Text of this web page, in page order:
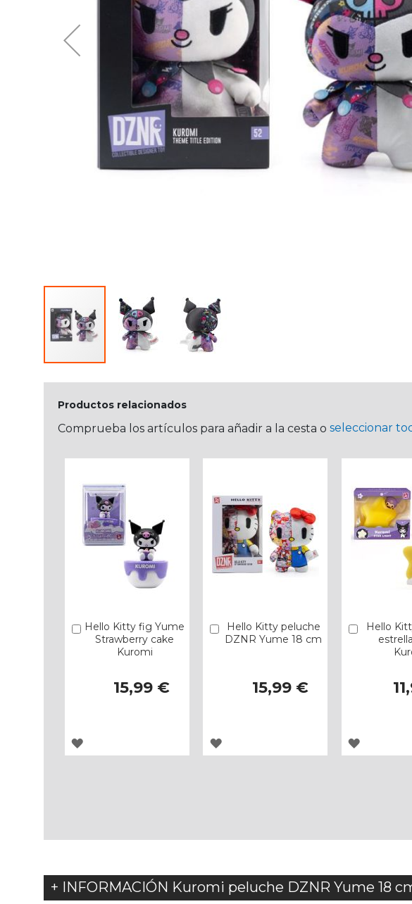
Productos relacionados
Comprueba los artículos para añadir a la cesta o seleccionar
Hello Kitty fig Yume
Strawberry cake
Kuromi
15,99 €
Añadir
AGREGAR
Hello Kitty peluche
DZNR Yume 18 cm
15,99 €
Añadir
AGREGAR
Hello
Añadir
AGREGAR
+ INFORMACIÓN Kuromi peluche DZNR Yume 18